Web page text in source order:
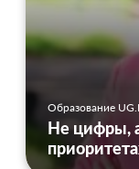
Образование
Не цифры,